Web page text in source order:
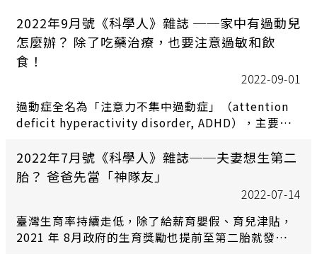
2022年9月號《科學人》雜誌 ──家中有過動兒
怎麼辦？ 除了吃藥治療，也要注意過敏和飲
食！
2022-09-01
過動症全名為「注意力不集中過動症」（attention
deficit hyperactivity disorder, ADHD），主要症
前認為促成 ADHD 的危險因子包括遺傳、難產及多種
原因造成的腦傷等，主要機制為多巴胺、腎上腺素等
神經傳導物質分泌異常，影響前額葉對於衝動的抑制
2022年7月號《科學人》雜誌──夫妻想生第二
胎？ 爸爸先當「神隊友」
2022-07-14
臺灣生育率持續走低，除了給薪育嬰假、育兒津貼，
2021 年 8月政府的生育獎勵也提前至第二胎就發